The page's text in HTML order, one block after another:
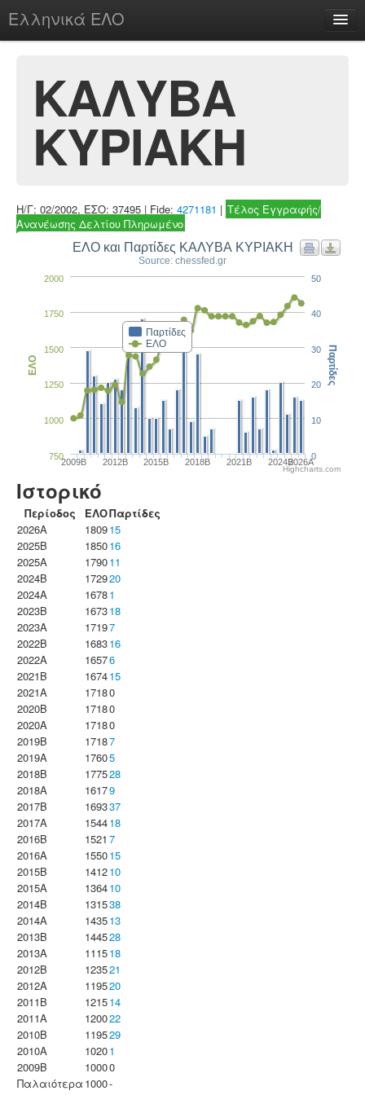
Ελληνικά ΕΛΟ
chesstu.be @ discord
Login
ΚΑΛΥΒΑ
ΚΥΡΙΑΚΗ
Η/Γ: 02/2002, ΕΣΟ: 37495 | Fide: 4271181 | Τέλος Εγγραφής/
Ανανέωσης Δελτίου Πληρωμένο
ΕΛΟ και Παρτίδες ΚΑΛΥΒΑ ΚΥΡΙΑΚΗ
Source: chessfed.gr
Παρτίδες
ΕΛΟ
2009B 2012B 2015B 2018B 2021B 2024B2026A
750
1000
1250
1500
1750
2000
ΕΛΟ
0
10
20
30
40
50
Παρτίδες
Highcharts.com
Ιστορικό
Περίοδος ΕΛΟΠαρτίδες
2026A
180915
2025B
185016
2025A
179011
2024B
172920
2024A
16781
2023B
167318
2023Α
17197
2022B
168316
2022A
16576
2021B
167415
2021A
17180
2020B
17180
2020A
17180
2019B
17187
2019A
17605
2018B
177528
2018A
16179
2017B
169337
2017A
154418
2016B
1521 7
2016A
155015
2015B
141210
2015A
136410
2014B
131538
2014A
143513
2013B
144528
2013A
111518
2012B
123521
2012A
119520
2011B
121514
2011A
120022
2010B
119529
2010A
10201
2009B
10000
Παλαιότερα 1000-